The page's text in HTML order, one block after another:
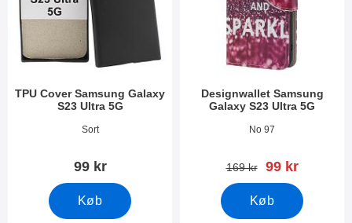
TPU Cover Samsung Galaxy
S23 Ultra 5G
Varenr 47541Sort
99 kr
Køb
Designwallet Samsung
Galaxy S23 Ultra 5G
Varenr 47572No 97
pris
169 kr pris
99 kr
Køb